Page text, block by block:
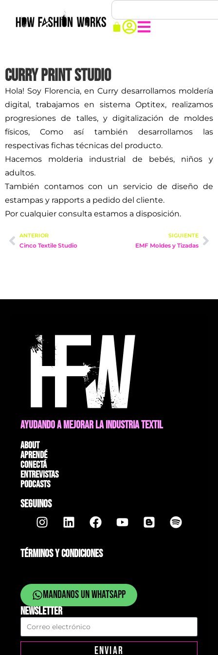
Curry Print Studio
Hola! Soy Florencia, en Curry desarrollamos moldería
digital, trabajamos en sistema Optitex, realizamos
progresiones de talles, y digitalización de moldes
físicos, Como así también desarrollamos las
respectivas fichas técnicas del producto.
Hacemos molderia industrial de bebés, niños y
adultos.
También contamos con un servicio de diseño de
estampas y rapports a pedido del cliente.
Por cualquier consulta estamos a disposición.
ANTERIOR
Cinco Textile Studio
SIGUIENTE
EMF Moldes y Tizadas
AYUDANDO A MEJORAR LA INDUSTRIA TEXTIL
About
Aprendé
Conectá
Entrevistas
Podcasts
SEGUINOS
TÉRMINOS Y CONDICIONES
Mandanos un whatsapp
NEWSLETTER
ENVIAR